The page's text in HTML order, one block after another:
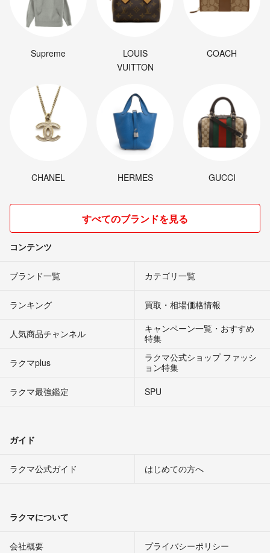
Supreme
LOUIS
VUITTON
COACH
CHANEL HERMES GUCCI
すべてのブランドを見る
コンテンツ
ブランド一覧 カテゴリ一覧
ランキング 買取・相場価格情報
人気商品チャンネル
キャンペーン一覧・おすすめ
特集
ラクマplus
ラクマ公式ショップ ファッシ
ョン特集
ラクマ最強鑑定
SPU
ガイド
ラクマ公式ガイド はじめての方へ
ラクマについて
会社概要 プライバシーポリシー